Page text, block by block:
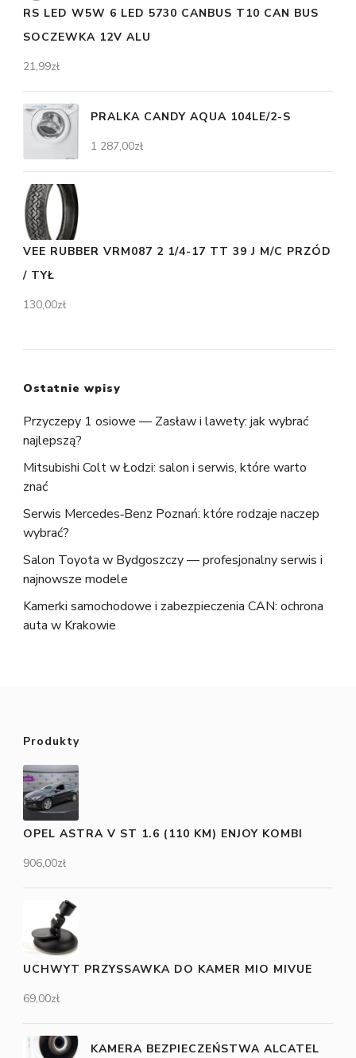
RS LED W5W 6 LED 5730 CANBUS T10 CAN BUS
SOCZEWKA 12V ALU
21,99zł
PRALKA CANDY AQUA 104LE/2-S
1 287,00zł
VEE RUBBER VRM087 2 1/4-17 TT 39 J M/C PRZÓD
/ TYŁ
130,00zł
Ostatnie wpisy
Przyczepy 1 osiowe — Zasław i lawety: jak wybrać
najlepszą?
Mitsubishi Colt w Łodzi: salon i serwis, które warto
znać
Serwis Mercedes‑Benz Poznań: które rodzaje naczep
wybrać?
Salon Toyota w Bydgoszczy — profesjonalny serwis i
najnowsze modele
Kamerki samochodowe i zabezpieczenia CAN: ochrona
auta w Krakowie
Produkty
OPEL ASTRA V ST 1.6 (110 KM) ENJOY KOMBI
906,00zł
UCHWYT PRZYSSAWKA DO KAMER MIO MIVUE
69,00zł
KAMERA BEZPIECZEŃSTWA ALCATEL